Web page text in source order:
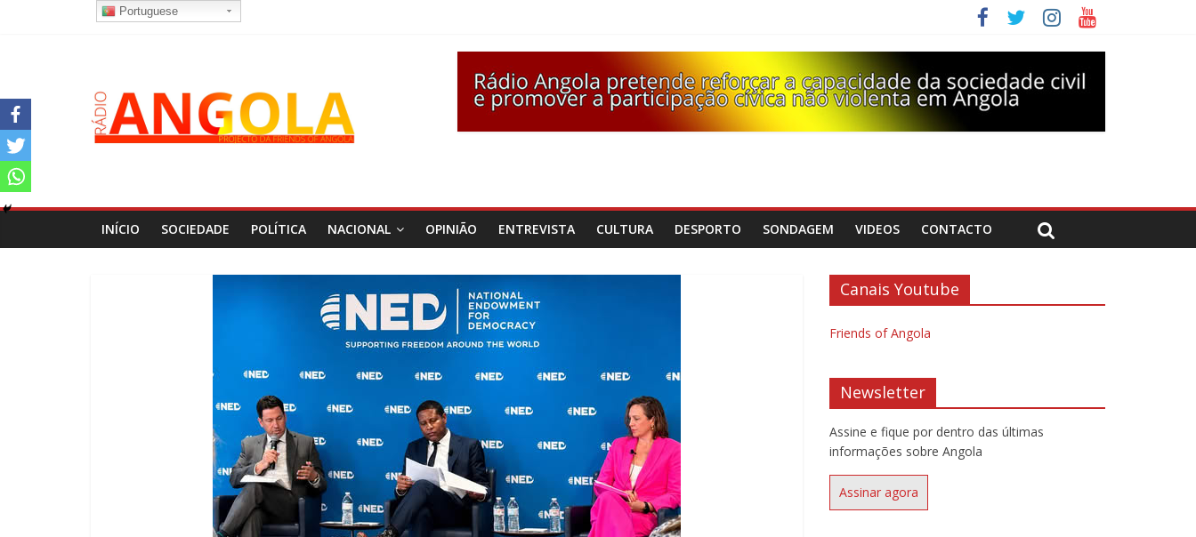
INÍCIO SOCIEDADE POLÍTICA NACIONAL OPINIÃO ENTREVISTA CULTURA DESPORTO SONDAGEM VIDEOS CONTACTO
Canais Youtube
Friends of Angola
Newsletter
Assine e fique por dentro das últimas
informações sobre Angola
Assinar agora
Portuguese